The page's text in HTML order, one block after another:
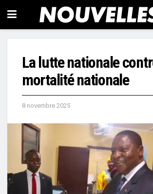
La lutte nationale
mortalité nationale
8 novembre 2025